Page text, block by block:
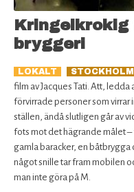
bryggeri
LOKALT STOCKHOLM
film av Jacques Tati. Att, ledda
förvirrade personer som virrar
ställen, ändå slutligen går av
fots mot det hägrande målet
gamla baracker, en båtbrygga
något snille tar fram mobilen
man inte göra på M.